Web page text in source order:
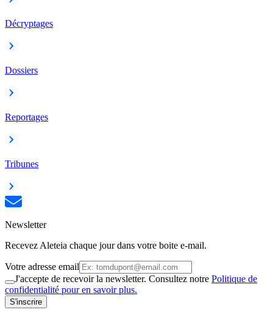
Décryptages
Dossiers
Reportages
Tribunes
Newsletter
Recevez Aleteia chaque jour dans votre boite e-mail.
Votre adresse email
J'accepte de recevoir la newsletter. Consultez notre Politique de
confidentialité pour en savoir plus.
S'inscrire